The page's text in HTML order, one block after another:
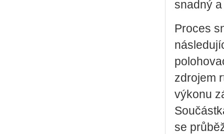
snadný
Proces
zdrojem
výkonu
se